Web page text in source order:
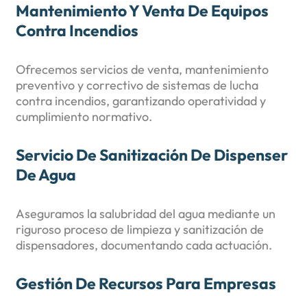
Mantenimiento Y Venta De Equipos
Contra Incendios
Ofrecemos servicios de venta, mantenimiento
preventivo y correctivo de sistemas de lucha
contra incendios, garantizando operatividad y
cumplimiento normativo.
Servicio De Sanitización De Dispenser
De Agua
Aseguramos la salubridad del agua mediante un
riguroso proceso de limpieza y sanitización de
dispensadores, documentando cada actuación.
Gestión De Recursos Para Empresas